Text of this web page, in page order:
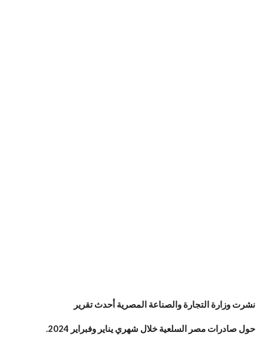
نشرت وزارة التجارة والصناعة المصرية أحدث تقرير
حول صادرات مصر السلعية خلال شهري يناير وفبراير 2024.